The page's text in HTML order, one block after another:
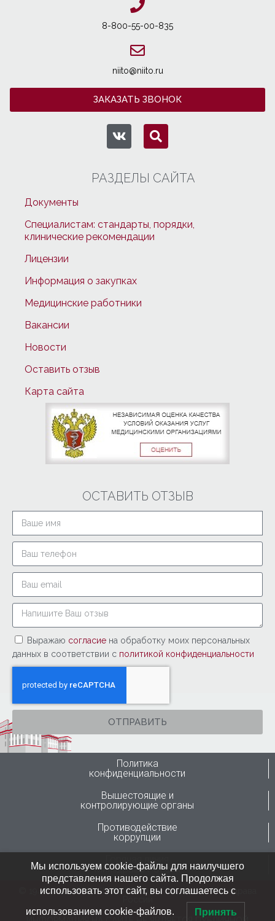
8-800-55-00-835
niito@niito.ru
ЗАКАЗАТЬ ЗВОНОК
РАЗДЕЛЫ САЙТА
Документы
Специалистам: стандарты, порядки,
клинические рекомендации
Лицензии
Информация о закупках
Медицинские работники
Вакансии
Новости
Оставить отзыв
Карта сайта
ОСТАВИТЬ ОТЗЫВ
Выражаю согласие на обработку моих персональных
данных в соответствии с политикой конфиденциальности
ОТПРАВИТЬ
Политика
конфиденциальности
Вышестоящие и
контролирующие органы
Противодействие
коррупции
Горячая линия
Минздрава России
© 1946-2024 ФГБУ “ННИИТО им. Я.Л.Цивьяна” Минздрава
Мы используем cookie-файлы для наилучшего
представления нашего сайта. Продолжая
использовать этот сайт, вы соглашаетесь с
использованием cookie-файлов. Принять